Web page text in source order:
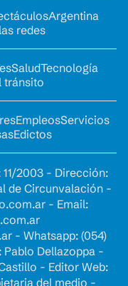
Argentina
redes
SaludTecnología
tránsito
EmpleosServicios
Edictos
2003 - Dirección:
de Circunvalación -
- Email:
- Whatsapp: (054)
Pablo Dellazoppa -
- Editor Web:
del medio -